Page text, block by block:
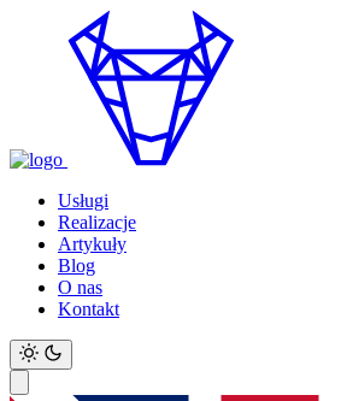
Usługi
Realizacje
Artykuły
Blog
O nas
Kontakt